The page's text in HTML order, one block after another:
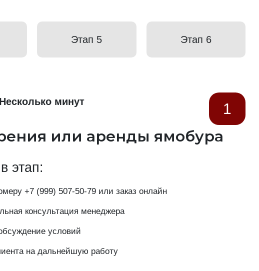
Этап 5 Этап 6
Несколько минут 1
или аренды ямобура
этап:
+7 (999) 507-50-79 или заказ онлайн
консультация менеджера
условий
на дальнейшую работу